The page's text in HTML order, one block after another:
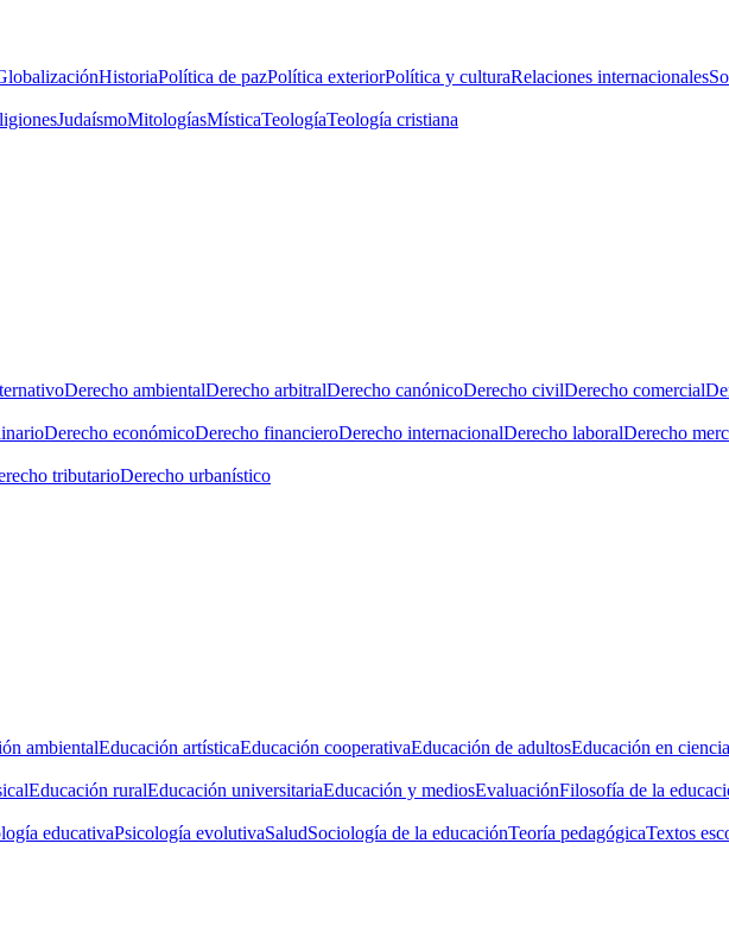
HistoriaPolítica de pazPolítica exteriorPolítica y culturaRelaciones internacionales
JudaísmoMitologíasMísticaTeologíaTeología cristiana
Derecho ambientalDerecho arbitralDerecho canónicoDerecho civilDerecho comercial
Derecho económicoDerecho financieroDerecho internacionalDerecho laboralDerecho
tributarioDerecho urbanístico
ambientalEducación artísticaEducación cooperativaEducación de adultosEducación en ciencia
Educación ruralEducación universitariaEducación y mediosEvaluaciónFilosofía de la
educativaPsicología evolutivaSaludSociología de la educaciónTeoría pedagógicaTextos